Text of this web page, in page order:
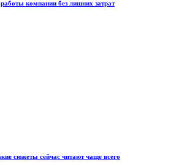
компании без лишних затрат
сюжеты сейчас читают чаще всего